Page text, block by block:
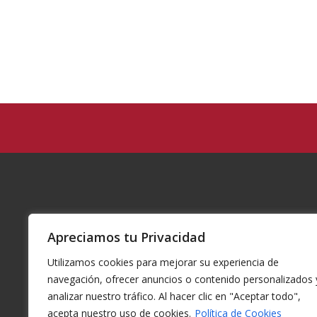
Apreciamos tu Privacidad
Utilizamos cookies para mejorar su experiencia de
navegación, ofrecer anuncios o contenido personalizados
analizar nuestro tráfico. Al hacer clic en "Aceptar todo",
acepta nuestro uso de cookies. Política de Cookies